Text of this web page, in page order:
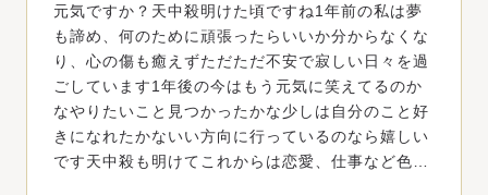
元気ですか？天中殺明けた頃ですね1年前の私は夢
も諦め、何のために頑張ったらいいか分からなくな
り、心の傷も癒えずただただ不安で寂しい日々を過
ごしています1年後の今はもう元気に笑えてるのか
なやりたいこと見つかったかな少しは自分のこと好
きになれたかないい方向に行っているのなら嬉しい
です天中殺も明けてこれからは恋愛、仕事など色…